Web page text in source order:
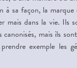
à sa façon, la
mais dans la vie. Ils
mais ils
exemple les